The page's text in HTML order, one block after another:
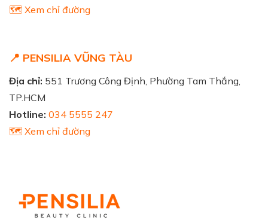
🗺️ Xem chỉ đường
📍 PENSILIA VŨNG TÀU
Địa chỉ: 551 Trương Công Định, Phường Tam Thắng,
TP.HCM
Hotline: 034 5555 247
🗺️ Xem chỉ đường